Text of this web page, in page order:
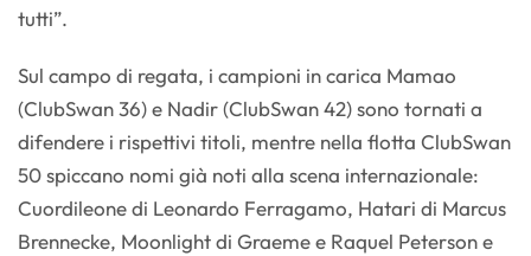
tutti”.
Sul campo di regata, i campioni in carica Mamao
(ClubSwan 36) e Nadir (ClubSwan 42) sono tornati a
difendere i rispettivi titoli, mentre nella flotta ClubSwan
50 spiccano nomi già noti alla scena internazionale:
Cuordileone di Leonardo Ferragamo, Hatari di Marcus
Brennecke, Moonlight di Graeme e Raquel Peterson e